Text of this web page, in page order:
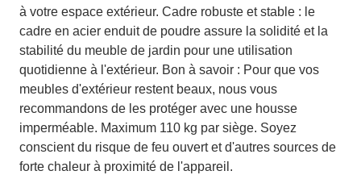
à votre espace extérieur. Cadre robuste et stable : le
cadre en acier enduit de poudre assure la solidité et la
stabilité du meuble de jardin pour une utilisation
quotidienne à l'extérieur. Bon à savoir : Pour que vos
meubles d'extérieur restent beaux, nous vous
recommandons de les protéger avec une housse
imperméable. Maximum 110 kg par siège. Soyez
conscient du risque de feu ouvert et d'autres sources de
forte chaleur à proximité de l'appareil.